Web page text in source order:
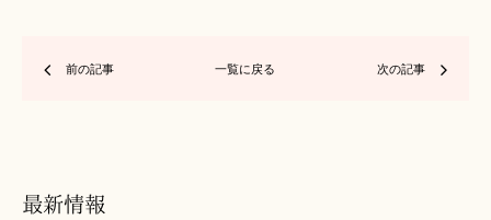
前の記事 一覧に戻る 次の記事
最新情報